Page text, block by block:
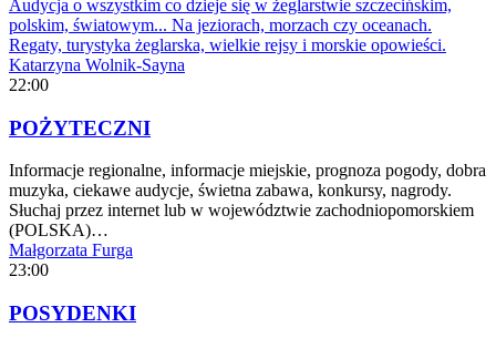
Audycja o wszystkim co dzieje się w żeglarstwie szczecińskim,
polskim, światowym... Na jeziorach, morzach czy oceanach.
Regaty, turystyka żeglarska, wielkie rejsy i morskie opowieści.
Katarzyna Wolnik-Sayna
22:00
POŻYTECZNI
Informacje regionalne, informacje miejskie, prognoza pogody, dobra
muzyka, ciekawe audycje, świetna zabawa, konkursy, nagrody.
Słuchaj przez internet lub w województwie zachodniopomorskiem
(POLSKA)…
Małgorzata Furga
23:00
POSYDENKI